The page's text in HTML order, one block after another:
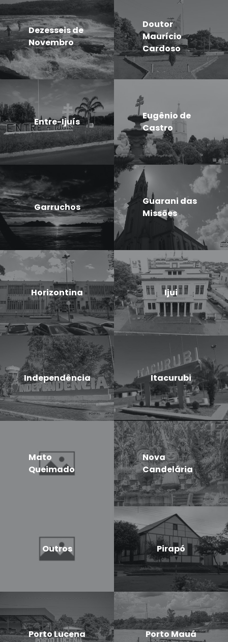
Dezesseis de
Novembro
Doutor
Maurício
Cardoso
Entre-Ijuís
Eugênio de
Castro
Garruchos
Guarani das
Missões
Horizontina Ijui
Independência Itacurubi
Mato
Queimado
Nova
Candelária
Outros Pirapó
Porto Lucena Porto Mauá